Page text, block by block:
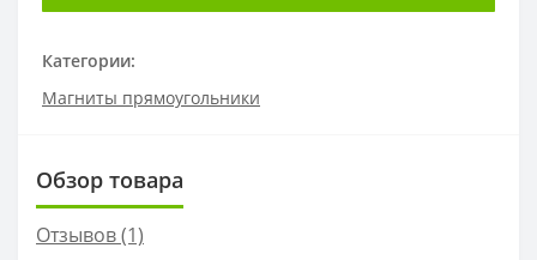
Категории:
Магниты прямоугольники
Обзор товара
Отзывов (1)